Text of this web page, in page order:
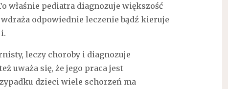
właśnie pediatra diagnozuje większość
odpowiednie leczenie bądź kieruje
leczy choroby i diagnozuje
uważa się, że jego praca jest
dzieci wiele schorzeń ma